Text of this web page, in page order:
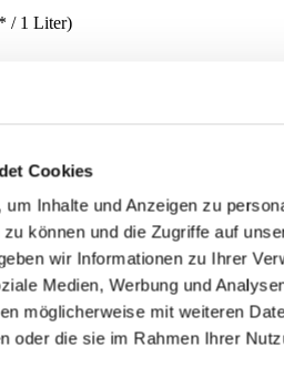
Cookies
Inhalte und Anzeigen zu
können und die Zugriffe auf
wir Informationen zu Ihrer
Medien, Werbung und
möglicherweise mit weiteren
oder die sie im Rahmen Ihrer
/ 1 Liter)
Schaumweinen: